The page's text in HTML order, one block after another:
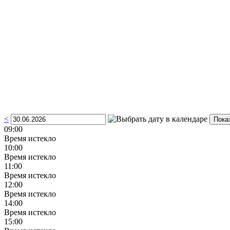
<
09:00
Время истекло
10:00
Время истекло
11:00
Время истекло
12:00
Время истекло
14:00
Время истекло
15:00